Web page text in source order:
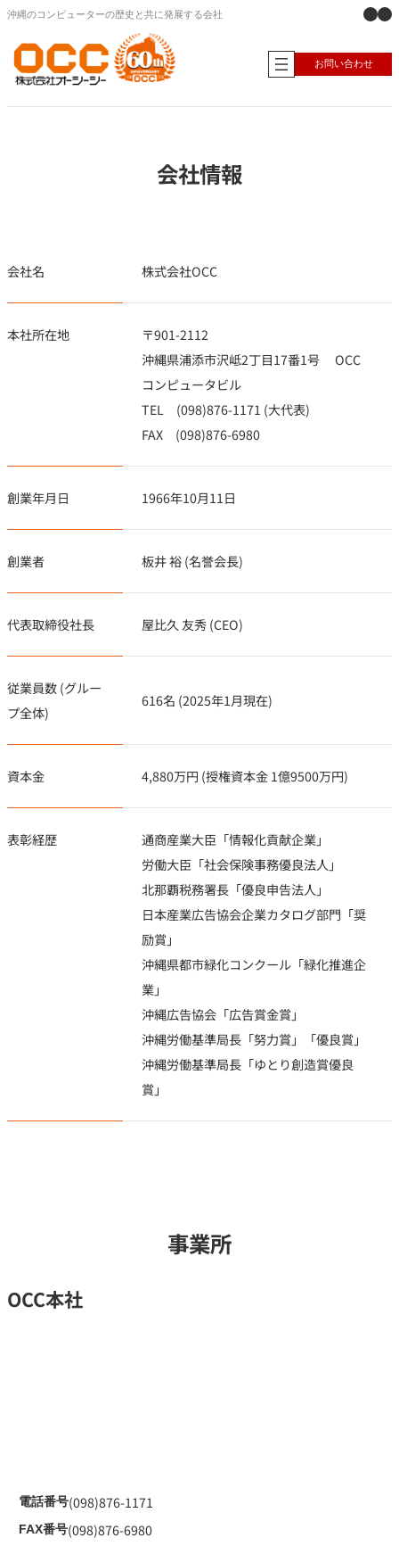
内
を
ス
キ
沖縄のコンピューターの歴史と共に発展する会社 X
お問い合わせ
会社情報
会社名 株式会社OCC
本社所在地
〒901-2112
沖縄県浦添市沢岻2丁目17番1号 OCC
コンピュータビル
TEL (098)876-1171 (大代表)
FAX (098)876-6980
創業年月日 1966年10月11日
創業者 板井 裕 (名誉会長)
代表取締役社長 屋比久 友秀 (CEO)
従業員数 (グルー
プ全体)
616名 (2025年1月現在)
資本金 4,880万円 (授権資本金 1億9500万円)
表彰経歴
通商産業大臣「情報化貢献企業」
労働大臣「社会保険事務優良法人」
北那覇税務署長「優良申告法人」
日本産業広告協会企業カタログ部門「奨
励賞」
沖縄県都市緑化コンクール「緑化推進企
業」
沖縄広告協会「広告賞金賞」
沖縄労働基準局長「努力賞」「優良賞」
沖縄労働基準局長「ゆとり創造賞優良
賞」
事業所
OCC本社
電話番号(098)876-1171
FAX番号(098)876-6980